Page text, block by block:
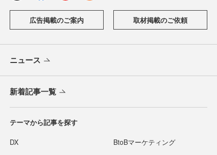
広告掲載のご案内 取材掲載のご依頼
ニュース
新着記事一覧
テーマから記事を探す
DX BtoBマーケティング